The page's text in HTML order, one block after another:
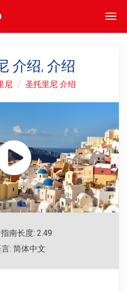
介绍, 介绍
尼 圣托里尼 介绍
南长度: 2.49
: 简体中文